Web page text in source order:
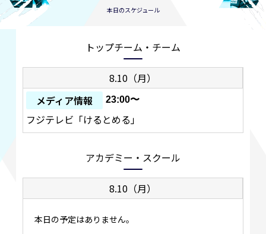
本日のスケジュール
トップチーム・チーム
8.10（月）
メディア情報
23:00〜
フジテレビ「けるとめる」
アカデミー・スクール
8.10（月）
本日の予定はありません。